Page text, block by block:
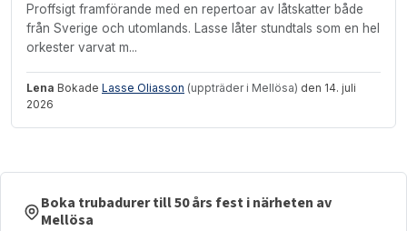
Proffsigt framförande med en repertoar av låtskatter både
från Sverige och utomlands. Lasse låter stundtals som en hel
orkester varvat m...
Lena Bokade Lasse Oliasson (uppträder i Mellösa) den 14. juli
2026
Boka trubadurer till 50 års fest i närheten av
Mellösa